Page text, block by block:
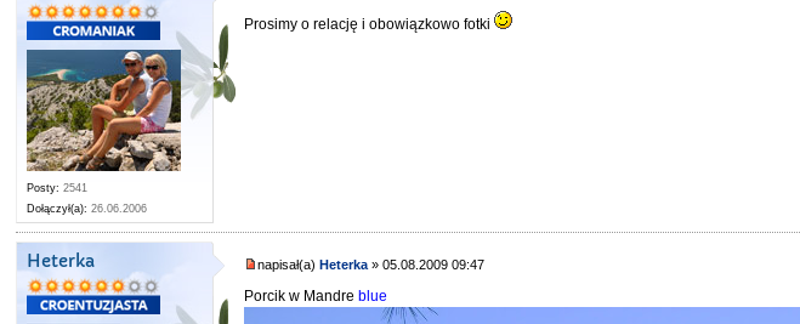
Posty: 2541
Dołączył(a): 26.06.2006
Prosimy o relację i obowiązkowo fotki
Heterka napisał(a)Heterka » 05.08.2009 09:47
Porcik w Mandre blue